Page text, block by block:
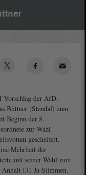
Vorschlag der AfD-
Büttner (Stendal) zum
Beginn der 8.
zur Wahl
gescheitert.
Mehrheit der
mit seiner Wahl zum
Anhalt (31 Ja-Stimmen,